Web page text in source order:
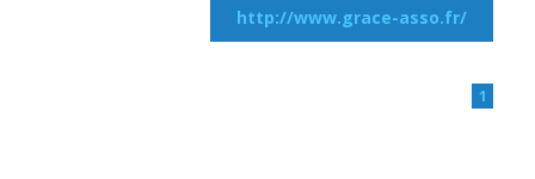
http://www.grace-asso.fr/
1